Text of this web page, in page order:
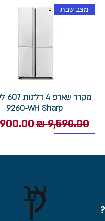
מצב שבת
9260-WH Sharp
מחיר רגיל‏9,590.00 ‏₪ מחיר
ק
אנ